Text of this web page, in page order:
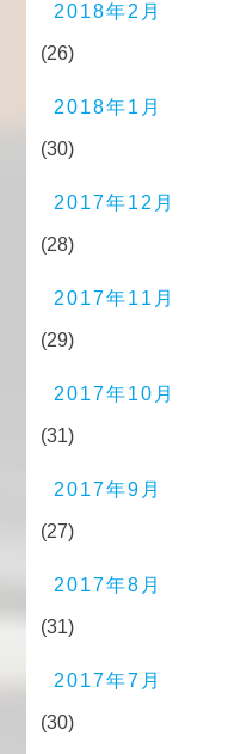
2018年2月
(26)
2018年1月
(30)
2017年12月
(28)
2017年11月
(29)
2017年10月
(31)
2017年9月
(27)
2017年8月
(31)
2017年7月
(30)